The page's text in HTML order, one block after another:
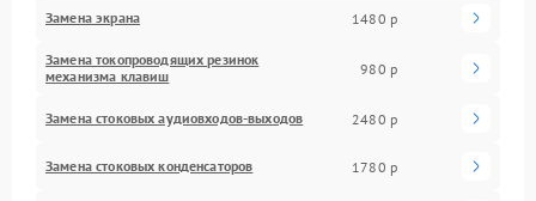
Замена экрана 1480 р
Замена токопроводящих резинок
механизма клавиш
980 р
Замена стоковых аудиовходов-выходов 2480 р
Замена стоковых конденсаторов 1780 р